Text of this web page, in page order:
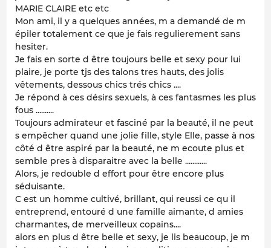
MARIE CLAIRE etc etc
Mon ami, il y a quelques années, m a demandé de m
épiler totalement ce que je fais regulierement sans
hesiter.
Je fais en sorte d être toujours belle et sexy pour lui
plaire, je porte tjs des talons tres hauts, des jolis
vêtements, dessous chics trés chics ....
Je répond à ces désirs sexuels, à ces fantasmes les plus
fous ..........
Toujours admirateur et fasciné par la beauté, il ne peut
s empêcher quand une jolie fille, style Elle, passe à nos
côté d être aspiré par la beauté, ne m ecoute plus et
semble pres à disparaitre avec la belle ............
Alors, je redouble d effort pour être encore plus
séduisante.
C est un homme cultivé, brillant, qui reussi ce qu il
entreprend, entouré d une famille aimante, d amies
charmantes, de merveilleux copains....
alors en plus d être belle et sexy, je lis beaucoup, je m